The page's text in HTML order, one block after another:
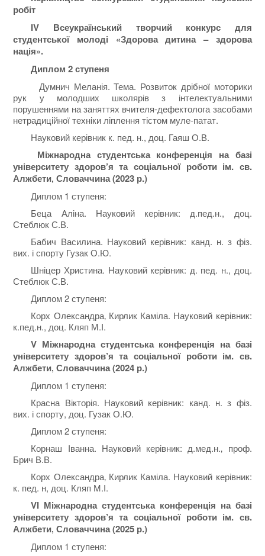
робіт
ІV Всеукраїнськийтворчийконкурс для
студентської молоді «Здорова дитина – здорова
нація».
Диплом 2 ступеня
Думнич Меланія. Тема. Розвиток дрібної моторики
рук у молодших школярів з інтелектуальними
порушеннями на заняттях вчителя-дефектолога засобами
нетрадиційної техніки ліплення тістом муле-патат.
Науковий керівник к. пед. н., доц. Гаяш О.В.
Міжнародна студентська конференція на базі
університету здоров’я та соціальної роботи ім. св.
Алжбети‚ Словаччина (2023 р.)
Диплом 1 ступеня:
Беца Аліна. Науковий керівник: д.пед.н., доц.
Стеблюк С.В.
Бабич Василина. Науковий керівник: канд. н. з фіз.
вих. і спорту Гузак О.Ю.
Шніцер Христина. Науковий керівник: д. пед. н., доц.
Стеблюк С.В.
Диплом 2 ступеня:
Корх Олександра‚ Кирлик Каміла. Науковий керівник:
к.пед.н., доц. Кляп М.І.
V Міжнародна студентська конференція на базі
університету здоров’я та соціальної роботи ім. св.
Алжбети‚ Словаччина (2024 р.)
Диплом 1 ступеня:
Красна Вікторія. Науковий керівник: канд. н. з фіз.
вих. і спорту, доц. Гузак О.Ю.
Диплом 2 ступеня:
Корнаш Іванна. Науковий керівник: д.мед.н.‚ проф.
Брич В.В.
Корх Олександра‚ Кирлик Каміла. Науковий керівник:
к. пед. н, доц. Кляп М.І.
VI Міжнародна студентська конференція на базі
університету здоров’я та соціальної роботи ім. св.
Алжбети‚ Словаччина (2025 р.)
Диплом 1 ступеня: